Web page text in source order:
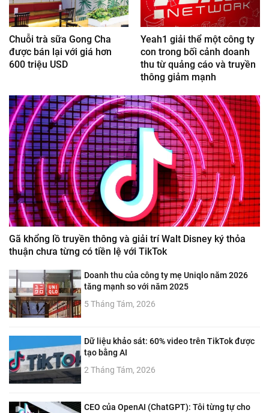
Chuỗi trà sữa Gong Cha
được bán lại với giá hơn
600 triệu USD
Yeah1 giải thể một công ty
con trong bối cảnh doanh
thu từ quảng cáo và truyền
thông giảm mạnh
Gã khổng lồ truyền thông và giải trí Walt Disney ký thỏa
thuận chưa từng có tiền lệ với TikTok
Doanh thu của công ty mẹ Uniqlo năm 2026
tăng mạnh so với năm 2025
5 Tháng Tám, 2026
Dữ liệu khảo sát: 60% video trên TikTok được
tạo bằng AI
2 Tháng Tám, 2026
CEO của OpenAI (ChatGPT): Tôi từng tự cho